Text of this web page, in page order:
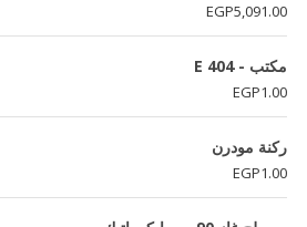
EGP5,091.00
مكتب - E 404
EGP1.00
ركنة مودرن
EGP1.00